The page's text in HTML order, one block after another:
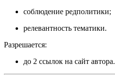
соблюдение редполитики;
релевантность тематики.
Разрешается:
до 2 ссылок на сайт автора.